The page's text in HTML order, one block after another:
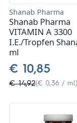
Antioxidantien
Herz Kreislauf
Harnwege
Leistung und
Magnesium
Energiehaushalt
Schlafprodukte
Schönheit und
Haut & Haare
Adaptogene
Verdauung
Fettsäuren
Vitamin D
Vitamin E
Öle
allcura
Animal Based
Arctic Blue
Ascarit
Gallixa
Über uns
Shanab Pharma
Shanab Pharma
VITAMIN A 3300
I.E./Tropfen
ml
€ 10,85
€ 14,92(€ 0,36 / ml)